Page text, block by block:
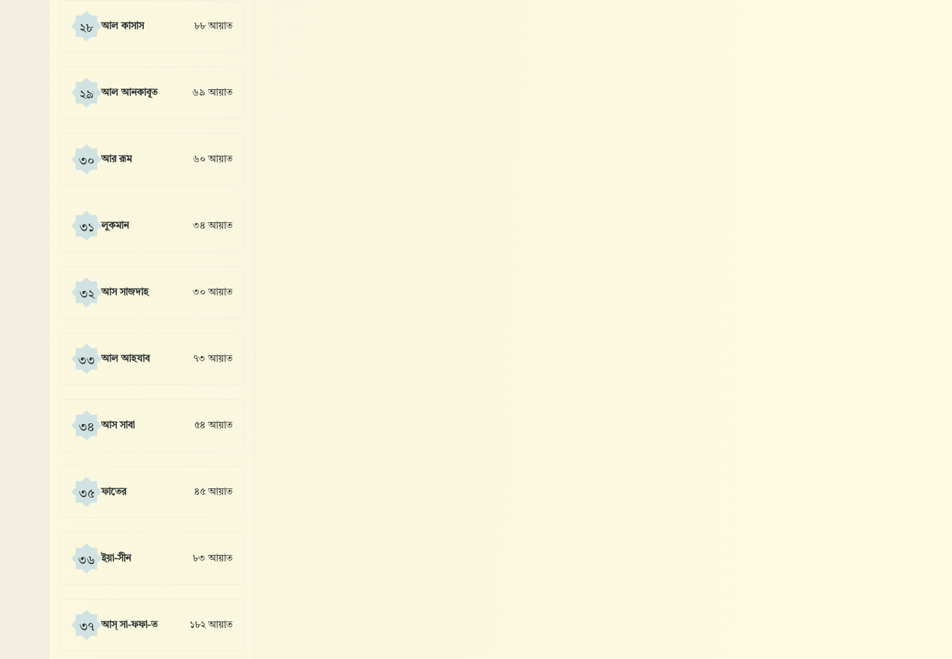
২৮ আল কাসাস ৮৮ আয়াত
২৯ আল আনকাবূত ৬৯ আয়াত
৩০ আর রূম ৬০ আয়াত
৩১ লুকমান ৩৪ আয়াত
৩২ আস সাজদাহ ৩০ আয়াত
৩৩ আল আহযাব ৭৩ আয়াত
৩৪ আস সাবা ৫৪ আয়াত
৩৫ ফাতের ৪৫ আয়াত
৩৬ ইয়া-সীন ৮৩ আয়াত
৩৭ আস্ সা-ফফা-ত ১৮২ আয়াত